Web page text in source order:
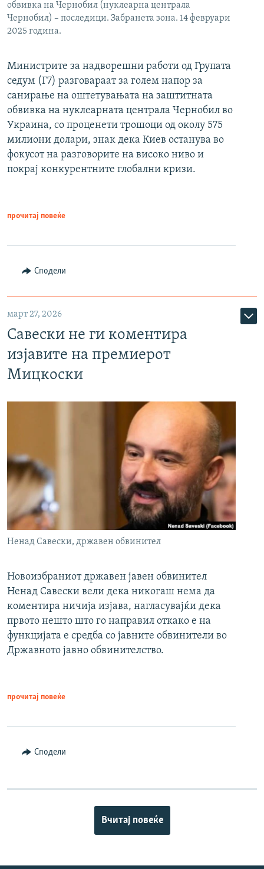
обвивка на Чернобил (нуклеарна централа
Чернобил) – последици. Забранета зона. 14 февруари
2025 година.
Министрите за надворешни работи од Групата
седум (Г7) разговараат за голем напор за
санирање на оштетувањата на заштитната
обвивка на нуклеарната централа Чернобил во
Украина, со проценети трошоци од околу 575
милиони долари, знак дека Киев останува во
фокусот на разговорите на високо ниво и
покрај конкурентните глобални кризи.
прочитај повеќе
Сподели
март 27, 2026
Савески не ги коментира
изјавите на премиерот
Мицкоски
Ненад Савески, државен обвинител
Новоизбраниот државен јавен обвинител
Ненад Савески вели дека никогаш нема да
коментира ничија изјава, нагласувајќи дека
првото нешто што го направил откако е на
функцијата е средба со јавните обвинители во
Државното јавно обвинителство.
прочитај повеќе
Сподели
Вчитај повеќе